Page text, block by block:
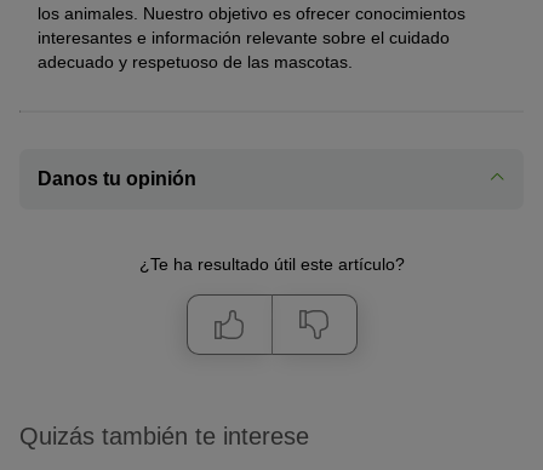
los animales. Nuestro objetivo es ofrecer conocimientos
interesantes e información relevante sobre el cuidado
adecuado y respetuoso de las mascotas.
Danos tu opinión
¿Te ha resultado útil este artículo?
Quizás también te interese